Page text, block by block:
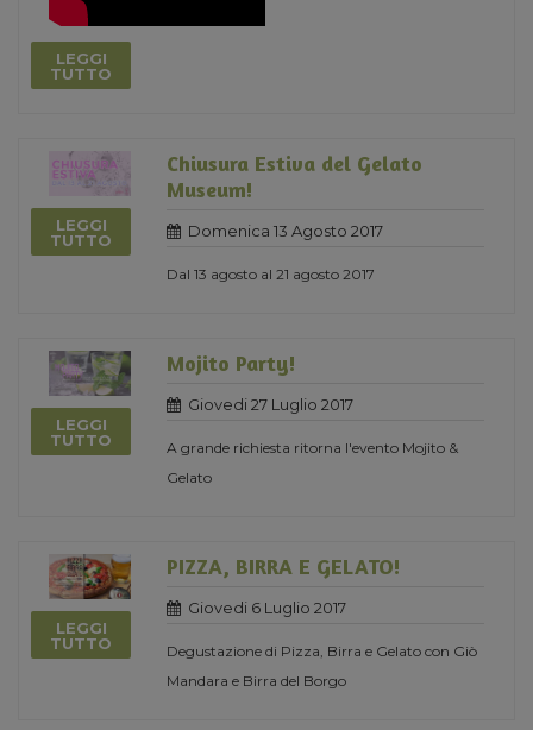
LEGGI
TUTTO
LEGGI
TUTTO
Chiusura Estiva del Gelato
Museum!
Domenica 13 Agosto 2017
Dal 13 agosto al 21 agosto 2017
LEGGI
TUTTO
Mojito Party!
Giovedi 27 Luglio 2017
A grande richiesta ritorna l'evento Mojito &
Gelato
LEGGI
TUTTO
PIZZA, BIRRA E GELATO!
Giovedi 6 Luglio 2017
Degustazione di Pizza, Birra e Gelato con Giò
Mandara e Birra del Borgo